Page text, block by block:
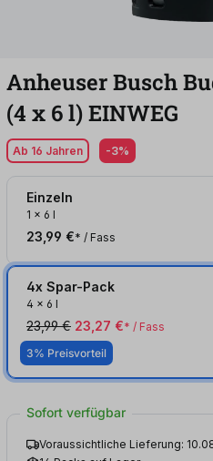
Anheuser Busch
(4 x 6l)EINWEG
Ab 16 Jahren -3%
Einzeln
1 x 6 l
23,99 €* / Fass
4x Spar-Pack
4 x 6 l
23,99 € 23,27 €* / Fass
3% Preisvorteil
Sofort verfügbar
Voraussichtliche Lieferung: